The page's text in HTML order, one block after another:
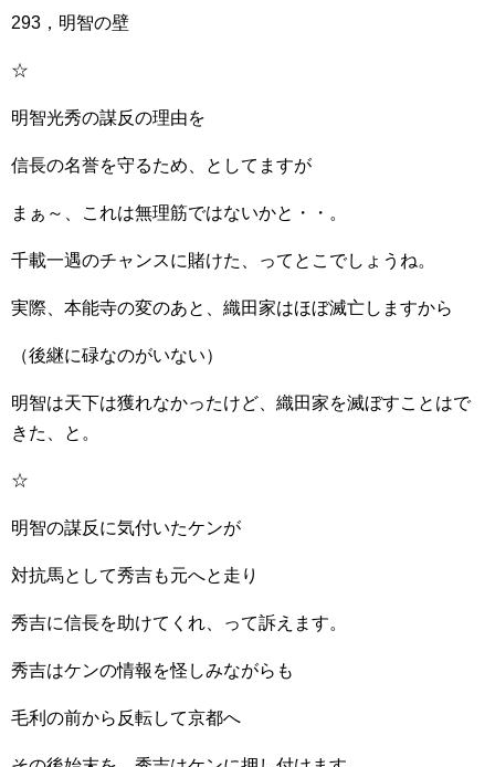
293，明智の壁
☆
明智光秀の謀反の理由を
信長の名誉を守るため、としてますが
まぁ～、これは無理筋ではないかと・・。
千載一遇のチャンスに賭けた、ってとこでしょうね。
実際、本能寺の変のあと、織田家はほぼ滅亡しますから
（後継に碌なのがいない）
明智は天下は獲れなかったけど、織田家を滅ぼすことはで
きた、と。
☆
明智の謀反に気付いたケンが
対抗馬として秀吉も元へと走り
秀吉に信長を助けてくれ、って訴えます。
秀吉はケンの情報を怪しみながらも
毛利の前から反転して京都へ